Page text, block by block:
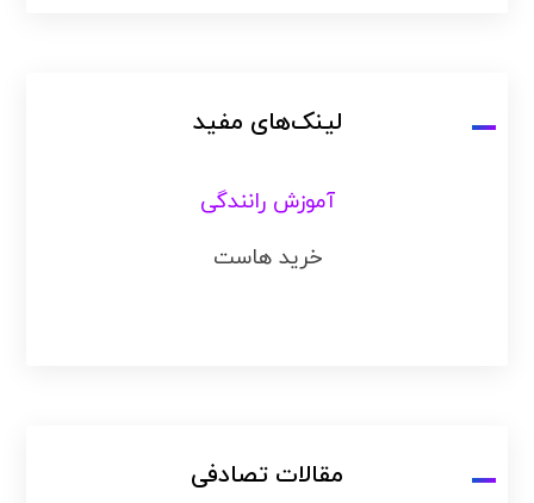
لینک‌های مفید
آموزش رانندگی
خرید هاست
مقالات تصادفی